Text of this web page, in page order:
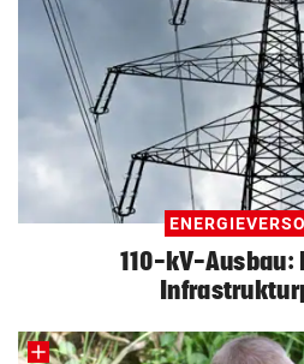
110-kV-Ausbau: